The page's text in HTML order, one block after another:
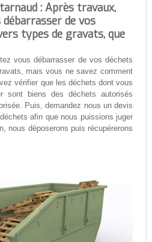
: Après travaux,
de vos
types de gravats, que
vous débarrasser de vos déchets
mais vous ne savez comment
vérifier que les déchets dont vous
sont biens des déchets autorisés
Puis, demandez nous un devis
afin que nous puissions juger
nous déposerons puis récupérerons